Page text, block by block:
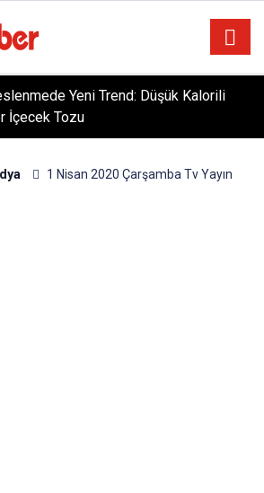
Yeni Trend: Düşük Kalorili
İçecek Tozu
1 Nisan 2020 Çarşamba Tv Yayın